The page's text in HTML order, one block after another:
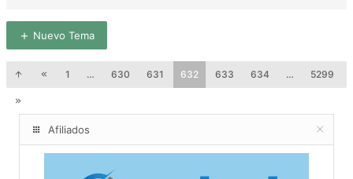
Nuevo Tema
1 … 630 631 632 633 634 … 5299
Afiliados